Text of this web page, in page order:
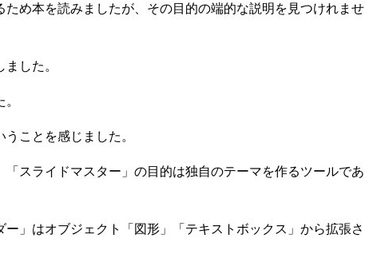
ため本を読みましたが、その目的の端的な説明を見つけれませ
した。
ことを感じました。
スライドマスター」の目的は独自のテーマを作るツールであ
」はオブジェクト「図形」「テキストボックス」から拡張さ